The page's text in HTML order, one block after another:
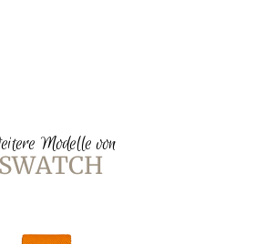
Modelle von
SWATCH